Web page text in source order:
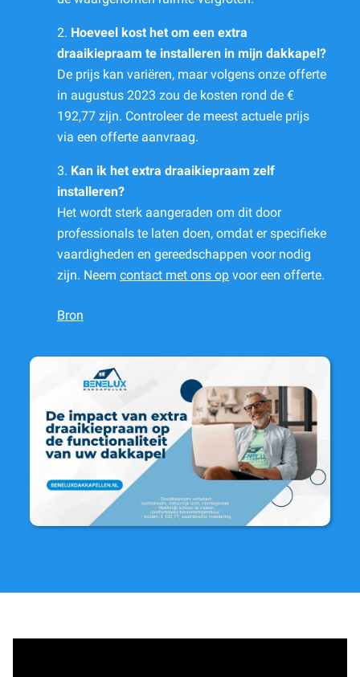
2. Hoeveel kost het om een extra
draaikiepraam te installeren in mijn dakkapel?
De prijs kan variëren, maar volgens onze offerte
in augustus 2023 zou de kosten rond de €
192,77 zijn. Controleer de meest actuele prijs
via een offerte aanvraag.
3. Kan ik het extra draaikiepraam zelf
installeren?
Het wordt sterk aangeraden om dit door
professionals te laten doen, omdat er specifieke
vaardigheden en gereedschappen voor nodig
zijn. Neem contact met ons op voor een offerte.
Bron